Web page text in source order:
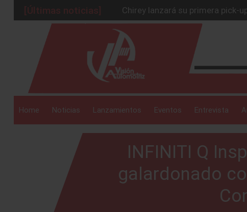
[Últimas noticias]
Chirey lanzará su primera pick-
BMW Z4 Edición Final: un adiós
Ford Edge Híbrida: la SUV que
Mazda Santa Project crece
Será 2026, año de evolución
Home Noticias Lanzamientos Eventos Entrevista
INFINITI Q
galardonado